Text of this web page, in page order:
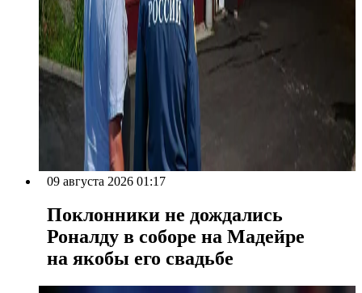
09 августа 2026 01:17
Поклонники не дождались
Роналду в соборе на Мадейре
на якобы его свадьбе